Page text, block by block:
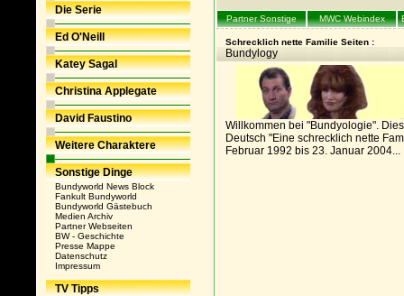
Die Serie
Ed O'Neill
Katey Sagal
Christina Applegate
David Faustino
Weitere Charaktere
Sonstige Dinge
Bundyworld News Block
Fankult Bundyworld
Bundyworld Gästebuch
Medien Archiv
Partner Webseiten
BW - Geschichte
Presse Mappe
Datenschutz
Impressum
TV Tipps
Partner Sonstige MWC Webindex
Schrecklich nette Familie Seiten :
Bundylogy
Willkommen bei "Bundyologie".
Deutsch "Eine schrecklich nette
Februar 1992 bis 23. Januar 2004...